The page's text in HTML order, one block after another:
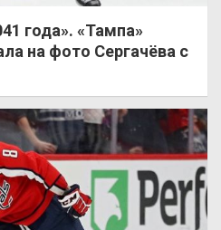
года». «Тампа»
на фото Сергачёва с